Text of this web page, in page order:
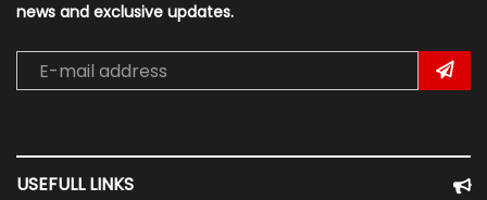
news and exclusive updates.
USEFULL LINKS